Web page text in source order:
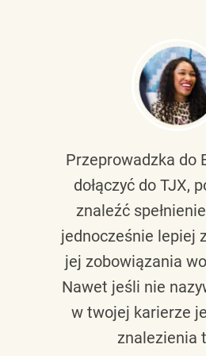
Przeprowadzka do
dołączyć do TJX,
znaleźć
jednocześnie lepiej
jej zobowiązania
Nawet jeśli nie
w twojej karierze
znalezienia